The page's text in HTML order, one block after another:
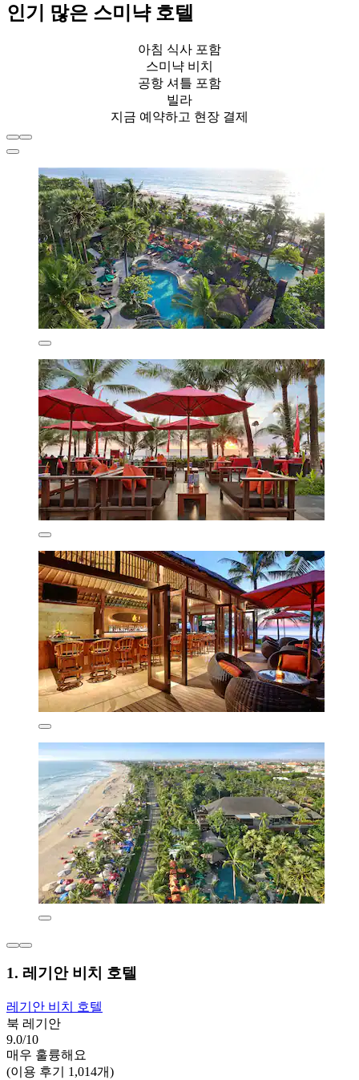
인기 많은 스미냑 호텔
아침 식사 포함
스미냑 비치
공항 셔틀 포함
빌라
지금 예약하고 현장 결제
1. 레기안 비치 호텔
레기안 비치 호텔
북 레기안
9.0/10
매우 훌륭해요
(이용 후기 1,014개)